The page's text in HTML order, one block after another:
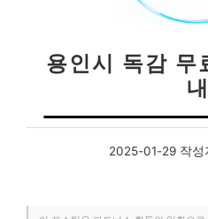
용인시 독감 무
내
2025-01-29 작성